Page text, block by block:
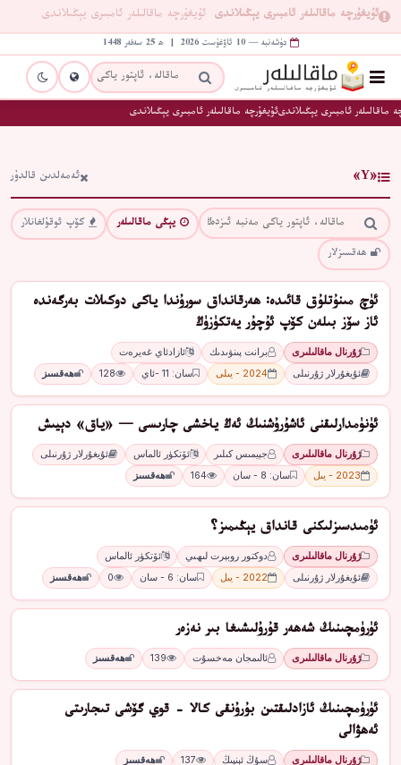
ئۇيغۇرچە ماقالىلەر ئامبىرى يېڭىلاندى ئۇيغۇرچە ماقالىلەر ئامبىرى يېڭىلاندى
دۈشەنبە — 10 ئاۋغۇست 2026 | ھ 25 سەفەر 1448
ماقالىلەر ئامبىرى يېڭىلاندىئۇيغۇرچە ماقالىلەر ئامبىرى يېڭىلاندى
«Ү» ئەمەلدىن قالدۇر
يېڭى ماقالىلەر
كۆپ ئوقۇلغانلار
ھەقسىزلار
ﺋﯜﭺ ﻣﯩﻨﯘﺗﻠﯘﻕ ﻗﺎﺋﯩﺪە: ھەرقانداق سورۇندا ياكى دوكىلات بەرگەندە
ئاز سۆز بىلەن كۆپ ئۇچۇر يەتكۈزۈڭ
ژۇرنال ماقالىلىرى برانت پىنۋىدىك
ﺋﺎﺯﺍﺩﺋﺎﻱ ﻏﻪﻳﺮﻩﺕ
ئۇيغۇرلار ژۇرنىلى
2024 - يىلى سان: 11 -ئاي 128 ھەقسىز
ئۈنۈمدارلىقنى ئاشۇرۇﺷﻨﯩﯔ ﺋﻪﯓ ﻳﺎﺧﺸﻰ ﭼﺎرﯨﺴﻰ — «ﻳﺎﻕ» دﯦﻴﯩﺶ
ژۇرنال ماقالىلىرى ﺟﯧﻴﻤﯩﺲ ﻛﯩﻠﯩﺮ ئۆتكۈر ئالماس
ئۇيغۇرلار ژۇرنىلى
2023 - يىل
سان: 8 - سان 164 ھەقسىز
ﺋﯜﻣﯩﺪﺳﯩﺰﻟﯩﻜﻨﻰ ﻗﺎﻧﺪاﻕ ﻳﯧﯖﯩﻤﯩﺰ؟
ژۇرنال ماقالىلىرى ﺩﻭﻛﺘﻮﺭ ﺭﻭﺑﯧﺮﺕ ﻟﯩﮫﯩﻲ
ئۆتكۈر ئالماس
ئۇيغۇرلار ژۇرنىلى
2022 - يىل سان: 6 - سان 0 ھەقسىز
ئۈرۈمچىنىڭ شەھەر قۇرۇلىشىغا بىر نەزەر
ژۇرنال ماقالىلىرى ئالىمجان مەخسۇت 139 ھەقسىز
ئۈرۈمچىنىڭ ئازادلىقتىن بۇرۇنقى كالا - قوي گۆشى تىجارىتى
ئەھۋالى
ژۇرنال ماقالىلىرى سۇڭ ئېنپىڭ 137 ھەقسىز